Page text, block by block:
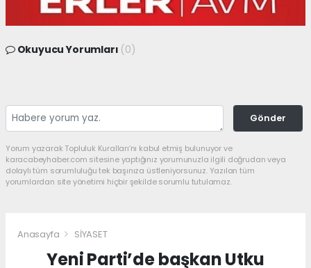
Okuyucu Yorumları (0)
Gönder
Yorum yazarak Topluluk Kuralları’nı kabul etmiş bulunuyor ve
karacabeyhaber.com sitesine yaptığınız yorumunuzla ilgili doğrudan veya
dolaylı tüm sorumluluğu tek başınıza üstleniyorsunuz. Yazılan tüm
yorumlardan site yönetimi hiçbir şekilde sorumlu tutulamaz.
Anasayfa SİYASET
Yeni Parti’de başkan Utku